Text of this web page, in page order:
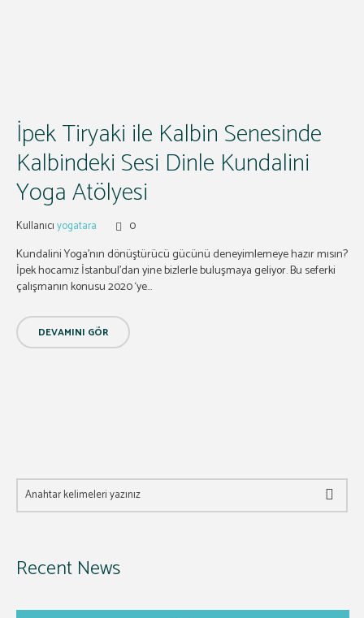
İpek Tiryaki ile Kalbin Senesinde
Kalbindeki Sesi Dinle Kundalini
Yoga Atölyesi
Kullanıcıyogatara 0
Kundalini Yoga’nın dönüştürücü gücünü deneyimlemeye hazır mısın?
İpek hocamız İstanbul’dan yine bizlerle buluşmaya geliyor. Bu seferki
çalışmanın konusu 2020 ‘ye...
DEVAMINI GÖR
Recent News